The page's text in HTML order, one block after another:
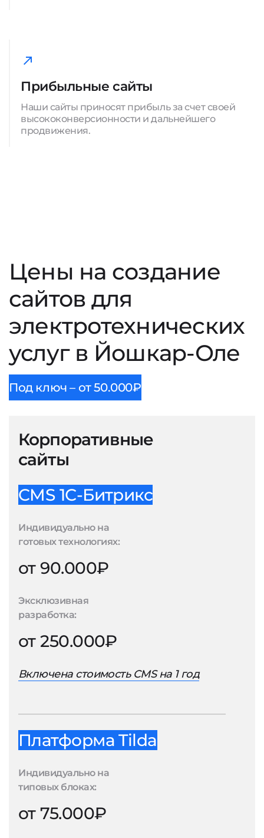
Прибыльные сайты
Наши сайты приносят прибыль за счет своей
высококонверсионности и дальнейшего
продвижения.
Цены на создание
сайтов для
электротехнических
услуг в Йошкар-Оле
Под ключ – от 50.000₽
Корпоративные
сайты
CMS 1С-Битрикс
Индивидуально на
готовых технологиях:
от 90.000₽
Эксклюзивная
разработка:
от 250.000₽
Включена стоимость CMS на 1 год
Платформа Tilda
Индивидуально на
типовых блоках:
от 75.000₽